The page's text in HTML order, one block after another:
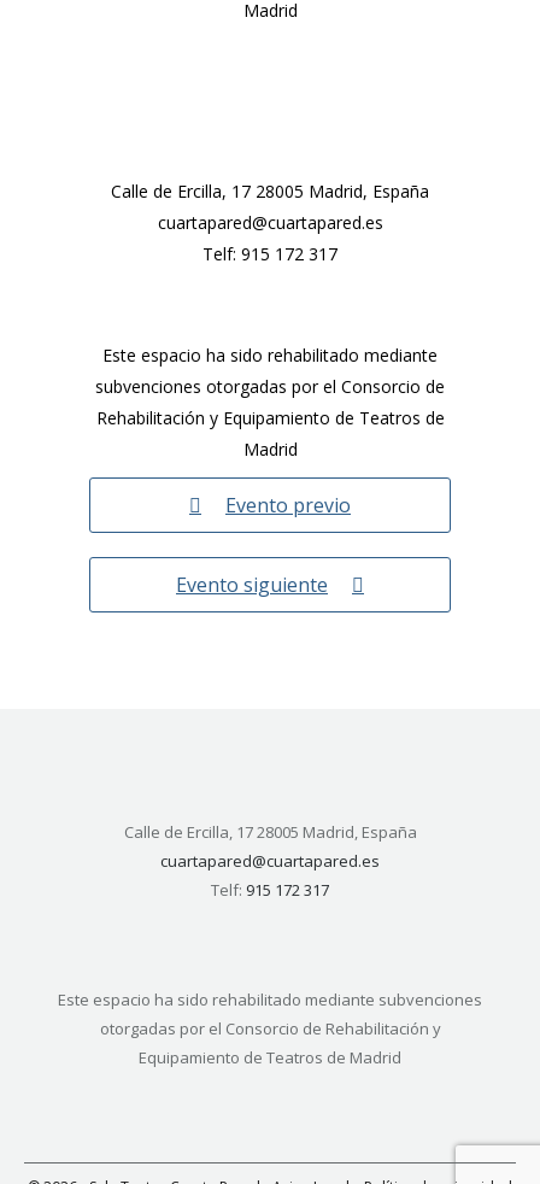
Madrid
Calle de Ercilla, 17 28005 Madrid, España
cuartapared@cuartapared.es
Telf: 915 172 317
Este espacio ha sido rehabilitado mediante
subvenciones otorgadas por el Consorcio de
Rehabilitación y Equipamiento de Teatros de
Madrid
Evento previo
Evento siguiente
Calle de Ercilla, 17 28005 Madrid, España
cuartapared@cuartapared.es
Telf: 915 172 317
Este espacio ha sido rehabilitado mediante subvenciones
otorgadas por el Consorcio de Rehabilitación y
Equipamiento de Teatros de Madrid